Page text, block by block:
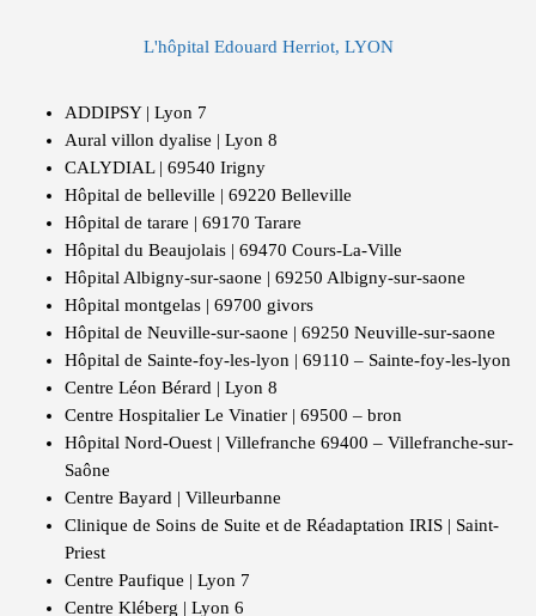
L'hôpital Edouard Herriot, LYON
ADDIPSY | Lyon 7
Aural villon dyalise | Lyon 8
CALYDIAL | 69540 Irigny
Hôpital de belleville | 69220 Belleville
Hôpital de tarare | 69170 Tarare
Hôpital du Beaujolais | 69470 Cours-La-Ville
Hôpital Albigny-sur-saone | 69250 Albigny-sur-saone
Hôpital montgelas | 69700 givors
Hôpital de Neuville-sur-saone | 69250 Neuville-sur-saone
Hôpital de Sainte-foy-les-lyon | 69110 – Sainte-foy-les-lyon
Centre Léon Bérard | Lyon 8
Centre Hospitalier Le Vinatier | 69500 – bron
Hôpital Nord-Ouest | Villefranche 69400 – Villefranche-sur-
Saône
Centre Bayard | Villeurbanne
Clinique de Soins de Suite et de Réadaptation IRIS | Saint-
Priest
Centre Paufique | Lyon 7
Centre Kléberg | Lyon 6